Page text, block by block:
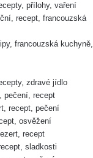
přílohy, vaření
recept, francouzská
francouzská kuchyně,
zdravé jídlo
pečení, recept
recept, pečení
osvěžení
recept
sladkosti